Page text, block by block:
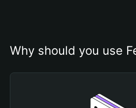
Why should you use